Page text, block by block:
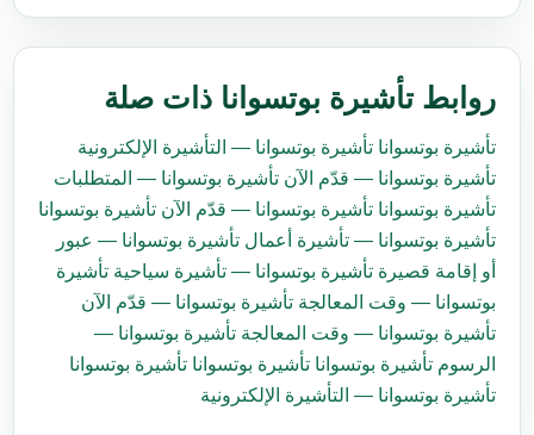
روابط تأشيرة بوتسوانا ذات صلة
تأشيرة بوتسوانا تأشيرة بوتسوانا — التأشيرة الإلكترونية
تأشيرة بوتسوانا — قدّم الآن تأشيرة بوتسوانا — المتطلبات
تأشيرة بوتسوانا تأشيرة بوتسوانا — قدّم الآن تأشيرة بوتسوانا
تأشيرة بوتسوانا — تأشيرة أعمال تأشيرة بوتسوانا — عبور
أو إقامة قصيرة تأشيرة بوتسوانا — تأشيرة سياحية تأشيرة
بوتسوانا — وقت المعالجة تأشيرة بوتسوانا — قدّم الآن
تأشيرة بوتسوانا — وقت المعالجة تأشيرة بوتسوانا —
الرسوم تأشيرة بوتسوانا تأشيرة بوتسوانا تأشيرة بوتسوانا
تأشيرة بوتسوانا — التأشيرة الإلكترونية